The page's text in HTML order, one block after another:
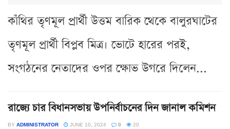
কাঁথির তৃণমূল প্রার্থী উত্তম বারিক থেকে বালুরঘাটের
তৃণমূল প্রার্থী বিপ্লব মিত্র। ভোটে হারের পরই,
সংগঠনের নেতাদের ওপর ক্ষোভ উগরে দিলেন...
রাজ্যে চার বিধানসভায় উপনির্বাচনের দিন জানাল কমিশন
BY ADMINISTRATOR JUNE 10, 2024 0 20